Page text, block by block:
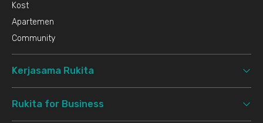
Kost
Apartemen
Community
Kerjasama Rukita
Rukita for Business